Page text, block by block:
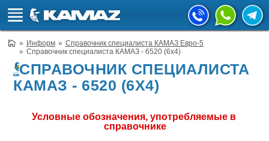
Информ
Справочник специалиста КАМАЗ Евро-5
Справочник специалиста КАМАЗ - 6520 (6х4)
СПРАВОЧНИК СПЕЦИАЛИСТА
КАМАЗ - 6520 (6Х4)
Условные обозначения, употребляемые в
справочнике